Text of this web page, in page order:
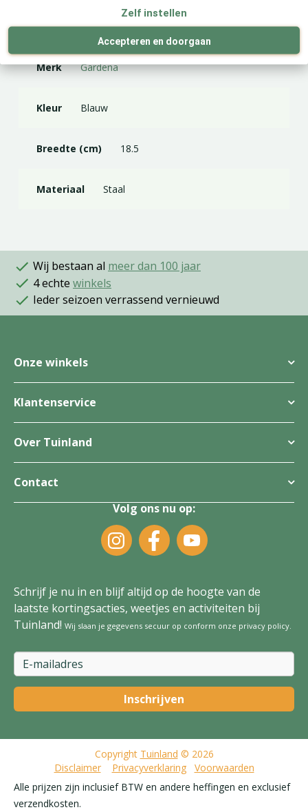
Zelf instellen
Accepteren en doorgaan
EAN code 4078500317603
Merk Gardena
Kleur Blauw
Breedte (cm) 18.5
Materiaal Staal
Wij bestaan al meer dan 100 jaar
4 echte winkels
Ieder seizoen verrassend vernieuwd
Onze winkels
Klantenservice
Over Tuinland
Contact
Volg ons nu op:
Schrijf je nu in en blijf altijd op de hoogte van de
laatste kortingsacties, weetjes en activiteiten bij
Tuinland! Wij slaan je gegevens secuur op conform onze privacy policy.
Copyright Tuinland © 2026
Disclaimer
Privacyverklaring
Voorwaarden
Alle prijzen zijn inclusief BTW en andere heffingen en exclusief
verzendkosten.